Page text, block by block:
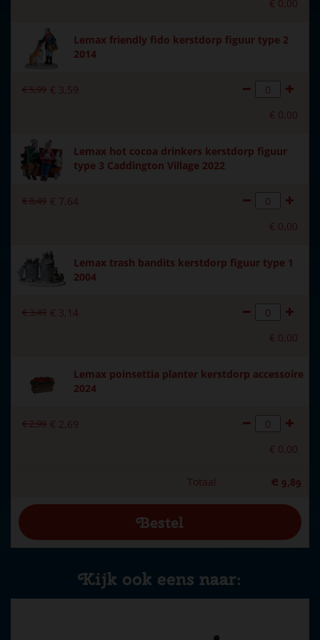
€ 0,00
Lemax friendly fido kerstdorp figuur type 2
2014
€5,99 € 3,59
€ 0,00
Lemax hot cocoa drinkers kerstdorp figuur
type 3 Caddington Village 2022
€8,49 € 7,64
€ 0,00
Lemax trash bandits kerstdorp figuur type 1
2004
€3,49 € 3, 14
€ 0,00
Lemax poinsettia planter kerstdorp accessoire
2024
€2,99 € 2,69
€ 0,00
Totaal € 9,89
Kijk ook eens naar: